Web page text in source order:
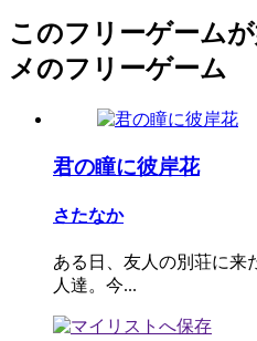
このフリーゲーム
メのフリーゲーム
君の瞳に彼岸花
さたなか
ある日、友人の別荘に来
人達。今...